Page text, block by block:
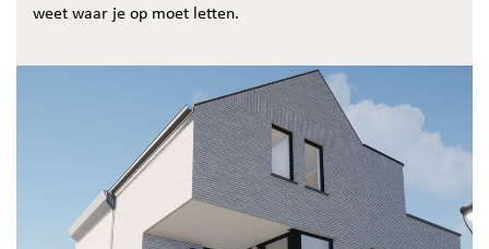
weet waar je op moet letten.